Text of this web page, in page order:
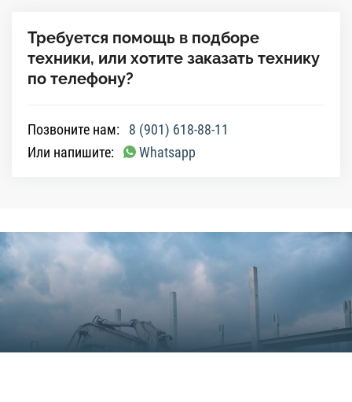
Требуется помощь в подборе
техники, или хотите заказать технику
по телефону?
Позвоните нам:
8 (901) 618-88-11
Или напишите:
Whatsapp